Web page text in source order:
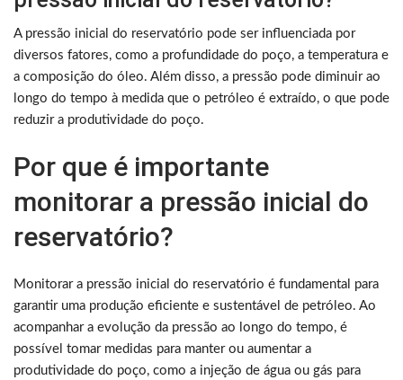
A pressão inicial do reservatório pode ser influenciada por
diversos fatores, como a profundidade do poço, a temperatura e
a composição do óleo. Além disso, a pressão pode diminuir ao
longo do tempo à medida que o petróleo é extraído, o que pode
reduzir a produtividade do poço.
Por que é importante
monitorar a pressão inicial do
reservatório?
Monitorar a pressão inicial do reservatório é fundamental para
garantir uma produção eficiente e sustentável de petróleo. Ao
acompanhar a evolução da pressão ao longo do tempo, é
possível tomar medidas para manter ou aumentar a
produtividade do poço, como a injeção de água ou gás para